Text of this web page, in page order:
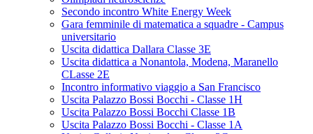
Secondo incontro White Energy Week
Gara femminile di matematica a squadre - Campus
universitario
Uscita didattica Dallara Classe 3E
Uscita didattica a Nonantola, Modena, Maranello
CLasse 2E
Incontro informativo viaggio a San Francisco
Uscita Palazzo Bossi Bocchi - Classe 1H
Uscita Palazzo Bossi Bocchi Classe 1B
Uscita Palazzo Bossi Bocchi - Classe 1A